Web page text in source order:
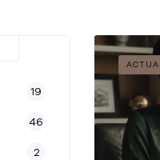
19
46
2